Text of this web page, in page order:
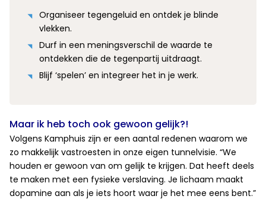
Organiseer tegengeluid en ontdek je blinde
vlekken.
Durf in een meningsverschil de waarde te
ontdekken die de tegenpartij uitdraagt.
Blijf ‘spelen’ en integreer het in je werk.
Maar ik heb toch ook gewoon gelijk?!
Volgens Kamphuis zijn er een aantal redenen waarom we
zo makkelijk vastroesten in onze eigen tunnelvisie. “We
houden er gewoon van om gelijk te krijgen. Dat heeft deels
te maken met een fysieke verslaving. Je lichaam maakt
dopamine aan als je iets hoort waar je het mee eens bent.”